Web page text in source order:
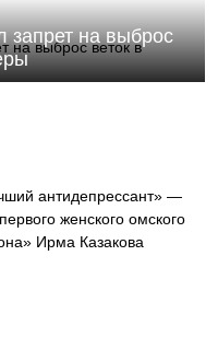
запрет на выброс
антидепрессант» —
женского омского
Ирма Казакова